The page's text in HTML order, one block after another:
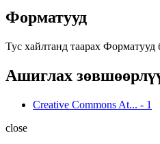
Форматууд
Тус хайлтанд таарах Форматууд
Ашиглах
Creative Commons At... - 1
close